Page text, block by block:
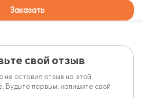
Заказать
свой отзыв
не оставил отзыв на этой
Будьте первым, напишите свой